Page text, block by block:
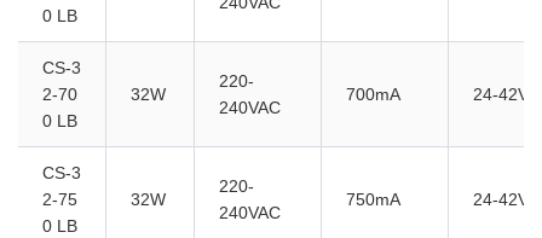
0 LB
CS-3
2-70
0 LB
32W
220-
240VAC
700mA 24-42V
CS-3
2-75
0 LB
32W
220-
240VAC
750mA 24-42V